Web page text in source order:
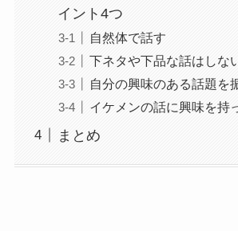
イント4つ
自然体で話す
下ネタや下品な話はしな
自分の興味のある話題を
イケメンの話に興味を持
まとめ